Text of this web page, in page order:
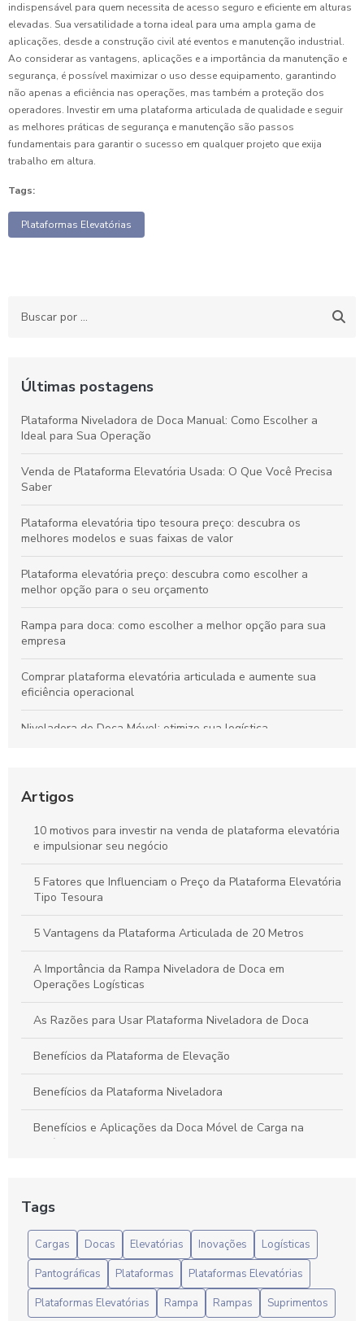
indispensável para quem necessita de acesso seguro e eficiente em alturas
elevadas. Sua versatilidade a torna ideal para uma ampla gama de
aplicações, desde a construção civil até eventos e manutenção industrial.
Ao considerar as vantagens, aplicações e a importância da manutenção e
segurança, é possível maximizar o uso desse equipamento, garantindo
não apenas a eficiência nas operações, mas também a proteção dos
operadores. Investir em uma plataforma articulada de qualidade e seguir
as melhores práticas de segurança e manutenção são passos
fundamentais para garantir o sucesso em qualquer projeto que exija
trabalho em altura.
Tags:
Plataformas Elevatórias
Últimas postagens
Plataforma Niveladora de Doca Manual: Como Escolher a
Ideal para Sua Operação
Venda de Plataforma Elevatória Usada: O Que Você Precisa
Saber
Plataforma elevatória tipo tesoura preço: descubra os
melhores modelos e suas faixas de valor
Plataforma elevatória preço: descubra como escolher a
melhor opção para o seu orçamento
Rampa para doca: como escolher a melhor opção para sua
empresa
Comprar plataforma elevatória articulada e aumente sua
eficiência operacional
Niveladora de Doca Móvel: otimize sua logística
Saiba o Preço Para Comprar Plataformas Elevatórias e Faça a
Escolha Certa
Artigos
10 motivos para investir na venda de plataforma elevatória
e impulsionar seu negócio
5 Fatores que Influenciam o Preço da Plataforma Elevatória
Tipo Tesoura
5 Vantagens da Plataforma Articulada de 20 Metros
A Importância da Rampa Niveladora de Doca em
Operações Logísticas
As Razões para Usar Plataforma Niveladora de Doca
Benefícios da Plataforma de Elevação
Benefícios da Plataforma Niveladora
Benefícios e Aplicações da Doca Móvel de Carga na
Logística Moderna
Calço Caminhão: Segurança e Estabilidade
Calço Caminhão: Segurança e Estabilidade para Transporte
Rodoviário
Calço de segurança para caminhões é essencial para evitar
Tags
Cargas Docas Elevatórias Inovações
Logísticas
Pantográficas
Plataformas
Plataformas Elevatórias
Plataformas Elevatórias
Rampa Rampas Suprimentos